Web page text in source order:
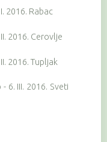
Rabac
Cerovlje
Tupljak
Sveti